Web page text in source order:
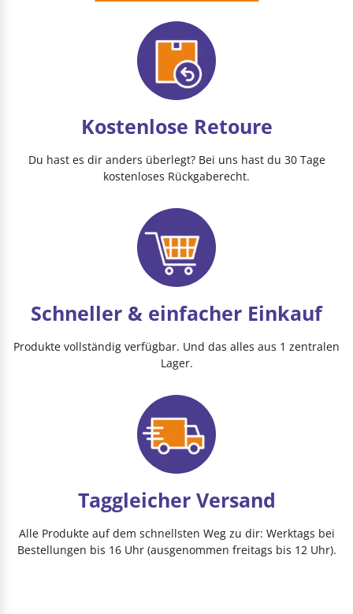
Kostenlose Retoure
Du hast es dir anders überlegt? Bei uns hast du 30 Tage
kostenloses Rückgaberecht.
Schneller & einfacher Einkauf
Produkte vollständig verfügbar. Und das alles aus 1 zentralen
Lager.
Taggleicher Versand
Alle Produkte auf dem schnellsten Weg zu dir: Werktags bei
Bestellungen bis 16 Uhr (ausgenommen freitags bis 12 Uhr).